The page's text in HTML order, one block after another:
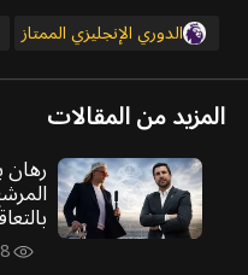
الدوري الإنجليزي الممتاز
المزيد من المقالات
رهان